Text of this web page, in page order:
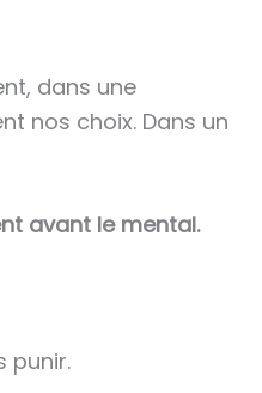
dans une
nos choix. Dans un
avant le mental.
punir.